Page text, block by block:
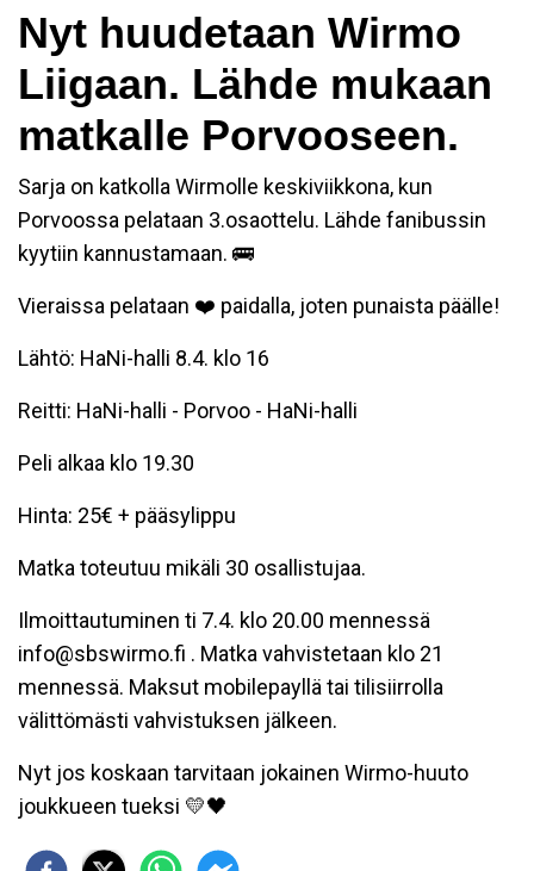
Nyt huudetaan Wirmo
Liigaan. Lähde mukaan
matkalle Porvooseen.
Sarja on katkolla Wirmolle keskiviikkona, kun
Porvoossa pelataan 3.osaottelu. Lähde fanibussin
kyytiin kannustamaan. 🚌
Vieraissa pelataan ❤️ paidalla, joten punaista päälle!
Lähtö: HaNi-halli 8.4. klo 16
Reitti: HaNi-halli - Porvoo - HaNi-halli
Peli alkaa klo 19.30
Hinta: 25€ + pääsylippu
Matka toteutuu mikäli 30 osallistujaa.
Ilmoittautuminen ti 7.4. klo 20.00 mennessä
info@sbswirmo.fi . Matka vahvistetaan klo 21
mennessä. Maksut mobilepayllä tai tilisiirrolla
välittömästi vahvistuksen jälkeen.
Nyt jos koskaan tarvitaan jokainen Wirmo-huuto
joukkueen tueksi 💛🖤